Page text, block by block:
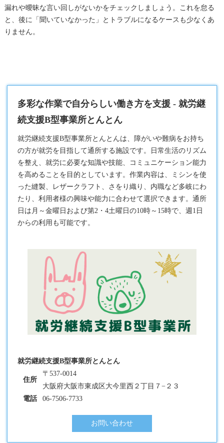
漏れや曖昧な言い回しがないかをチェックしましょう。これを怠る
と、後に「聞いていなかった」とトラブルになるケースも少なくあ
りません。
多彩な作業で自分らしい働き方を支援 - 就労継
続支援B型事業所とんとん
就労継続支援B型事業所とんとんは、障がいや難病をお持ち
の方が就労を目指して通所する施設です。日常生活のリズム
を整え、就労に必要な知識や技能、コミュニケーション能力
を高めることを目的としています。作業内容は、ミシンを使
った縫製、レザークラフト、さをり織り、内職など多岐にわ
たり、利用者様の興味や能力に合わせて選択できます。通所
日は月～金曜日および第2・4土曜日の10時～15時で、週1日
からの利用も可能です。
就労継続支援B型事業所とんとん
住所
〒537-0014
大阪府大阪市東成区大今里西２丁目７−２３
電話
06-7506-7733
お問い合わせ